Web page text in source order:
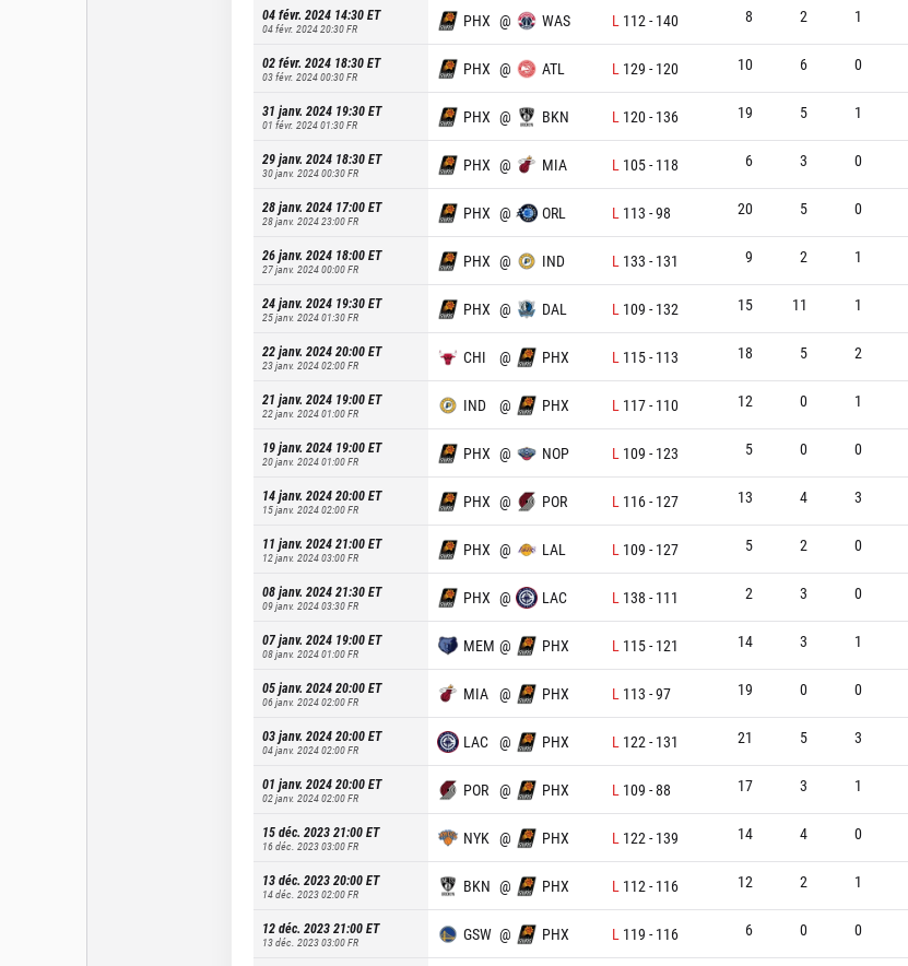
04 févr. 2024 14:30ET
04 févr. 2024 20:30FR PHX @ WAS L 112 - 140 8 2 1
02 févr. 2024 18:30ET
03 févr. 2024 00:30FR PHX @ ATL L 129 - 120 10 6 0
31 janv. 2024 19:30ET
01 févr. 2024 01:30FR PHX @ BKN L 120- 136 19 5 1
29 janv. 2024 18:30ET
30 janv. 2024 00:30FR PHX @ MIA L 105- 118 6 3 0
28 janv. 2024 17:00ET
28 janv. 2024 23:00FR PHX @ ORL L 113 -98 20 5 0
26 janv. 2024 18:00ET
27 janv. 2024 00:00FR PHX @ IND L 133 - 131 9 2 1
24 janv. 2024 19:30ET
25 janv. 2024 01:30FR PHX @ DAL L 109 - 132 15 11 1
22 janv. 2024 20:00ET
23 janv. 2024 02:00FR CHI @ PHX L 115- 113 18 5 2
21 janv. 2024 19:00ET
22 janv. 2024 01:00FR IND @ PHX L 117- 110 12 0 1
19 janv. 2024 19:00ET
20 janv. 2024 01:00FR PHX @ NOP L 109 - 123 5 0 0
14 janv. 2024 20:00ET
15 janv. 2024 02:00FR PHX @ POR L 116- 127 13 4 3
11 janv. 2024 21:00ET
12 janv. 2024 03:00FR PHX @ LAL L 109 - 127 5 2 0
08 janv. 2024 21:30ET
09 janv. 2024 03:30FR PHX @ LAC L 138 - 111 2 3 0
07 janv. 2024 19:00ET
08 janv. 2024 01:00FR MEM @ PHX L 115- 121 14 3 1
05 janv. 2024 20:00ET
06 janv. 2024 02:00FR MIA @ PHX L 113 -97 19 0 0
03 janv. 2024 20:00ET
04 janv. 2024 02:00FR LAC @ PHX L 122 - 131 21 5 3
01 janv. 2024 20:00ET
02 janv. 2024 02:00FR POR @ PHX L 109 -88 17 3 1
15 déc. 2023 21:00ET
16 déc. 2023 03:00FR NYK @ PHX L 122 - 139 14 4 0
13 déc. 2023 20:00ET
14 déc. 2023 02:00FR BKN @ PHX L 112 - 116 12 2 1
12 déc. 2023 21:00ET
13 déc. 2023 03:00FR GSW @ PHX L 119 - 116 6 0 0